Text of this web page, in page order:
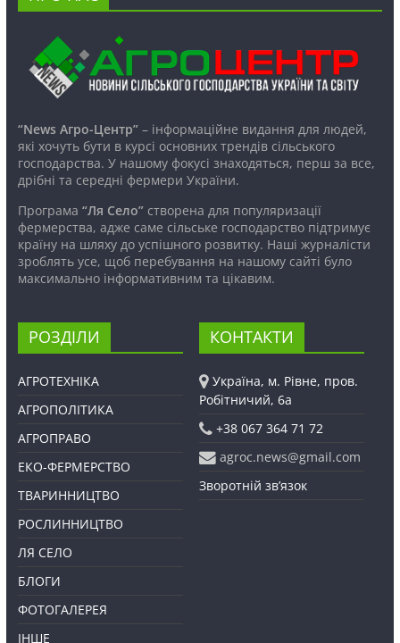
“News Агро-Центр”– інформаційне видання для людей,
які хочуть бути в курсі основних трендів сільського
господарства. У нашому фокусі знаходяться, перш за все,
дрібні та середні фермери України.
Програма “Ля Село”створена для популяризації
фермерства, адже саме сільське господарство підтримує
країну на шляху до успішного розвитку. Наші журналісти
зроблять усе, щоб перебування на нашому сайті було
максимально інформативним та цікавим.
РОЗДІЛИ
АГРОТЕХНІКА
АГРОПОЛІТИКА
АГРОПРАВО
ЕКО-ФЕРМЕРСТВО
ТВАРИННИЦТВО
РОСЛИННИЦТВО
ЛЯ СЕЛО
БЛОГИ
ФОТОГАЛЕРЕЯ
ІНШЕ
КОНТАКТИ
Україна, м. Рівне, пров.
Робітничий, 6а
+38 067 364 71 72
agroc.news@gmail.com
Зворотній зв’язок